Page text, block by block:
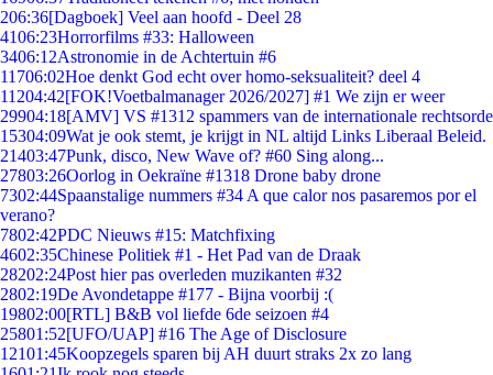
206:36[Dagboek] Veel aan hoofd - Deel 28
4106:23Horrorfilms #33: Halloween
3406:12Astronomie in de Achtertuin #6
11706:02Hoe denkt God echt over homo-seksualiteit? deel 4
11204:42[FOK!Voetbalmanager 2026/2027] #1 We zijn er weer
29904:18[AMV] VS #1312 spammers van de internationale rechtsorde
15304:09Wat je ook stemt, je krijgt in NL altijd Links Liberaal Beleid.
21403:47Punk, disco, New Wave of? #60 Sing along...
27803:26Oorlog in Oekraïne #1318 Drone baby drone
7302:44Spaanstalige nummers #34 A que calor nos pasaremos por el
verano?
7802:42PDC Nieuws #15: Matchfixing
4602:35Chinese Politiek #1 - Het Pad van de Draak
28202:24Post hier pas overleden muzikanten #32
2802:19De Avondetappe #177 - Bijna voorbij :(
19802:00[RTL] B&B vol liefde 6de seizoen #4
25801:52[UFO/UAP] #16 The Age of Disclosure
12101:45Koopzegels sparen bij AH duurt straks 2x zo lang